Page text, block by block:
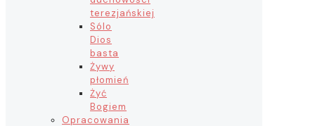
terezjańskiej
Sólo
Dios
basta
Żywy
płomień
Żyć
Bogiem
Opracowania